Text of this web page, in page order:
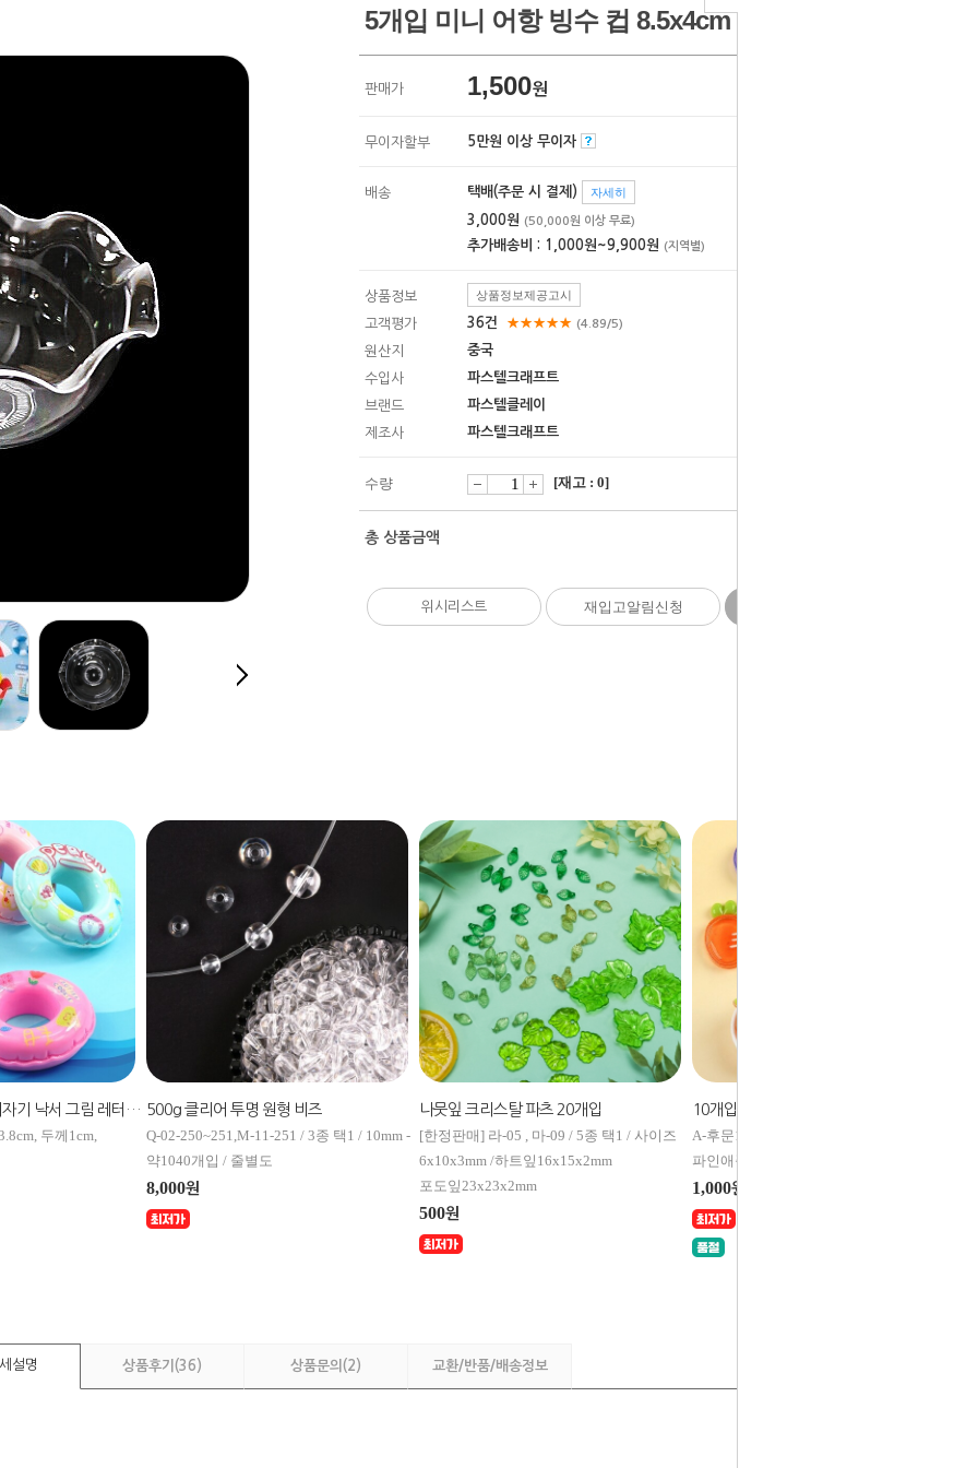
5개입 미니 어항 빙수 컵 8.5x4cm
판매가 1,500원
무이자할부 5만원 이상 무이자
배송 택배(주문 시 결제) 자세히
3,000원 (50,000원 이상 무료)
추가배송비 : 1,000원~9,900원 (지역별)
상품정보 상품정보제공고시
고객평가 36건 ★★★★★ (4.89/5)
원산지
중국
수입사
파스텔크래프트
브랜드
파스텔클레이
제조사
파스텔크래프트
수량 [재고 : 0]
총 상품금액
위시리스트 재입고알림신청
6개입 미니어처 아기자기 낙서 그림 레터링 튜브 장식 데코
두께1cm,
500g 클리어 투명 원형 비즈
Q-02-250~251,M-11-251 / 3종 택1 / 10mm -
약1040개입 / 줄별도
8,000원
나뭇잎 크리스탈 파츠 20개입
[한정판매] 라-05 , 마-09 / 5종 택1 / 사이즈
6x10x3mm /하트잎16x15x2mm
포도잎23x23x2mm
500원
A-후문1-1229,1235 / 7종 택1 /
파인애플17x25x4mm
1,000원
설명 상품후기 (36) 상품문의 (2) 교환/반품/배송정보